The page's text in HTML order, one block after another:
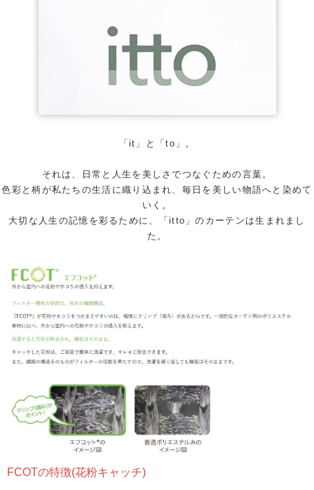
「it」と「to」。
それは、日常と人生を美しさでつなぐための言葉。
色彩と柄が私たちの生活に織り込まれ、毎日を美しい物語へと染めて
いく。
大切な人生の記憶を彩るために、「itto」のカーテンは生まれまし
た。
FCOTの特徴(花粉キャッチ)